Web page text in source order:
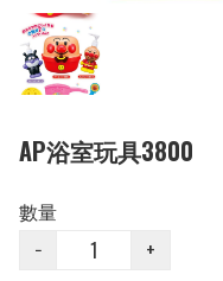
AP浴室玩具3800
數量
−
+